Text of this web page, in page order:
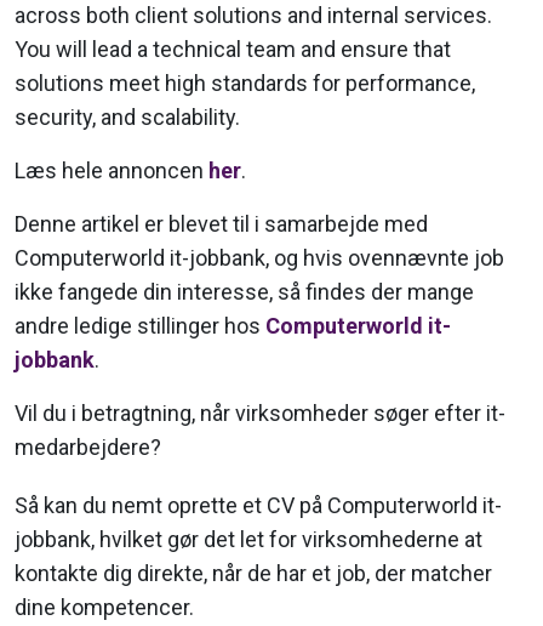
across both client solutions and internal services.
You will lead a technical team and ensure that
solutions meet high standards for performance,
security, and scalability.
Læs hele annoncen her.
Denne artikel er blevet til i samarbejde med
Computerworld it-jobbank, og hvis ovennævnte job
ikke fangede din interesse, så findes der mange
andre ledige stillinger hos Computerworld it-
jobbank.
Vil du i betragtning, når virksomheder søger efter it-
medarbejdere?
Så kan du nemt oprette et CV på Computerworld it-
jobbank, hvilket gør det let for virksomhederne at
kontakte dig direkte, når de har et job, der matcher
dine kompetencer.